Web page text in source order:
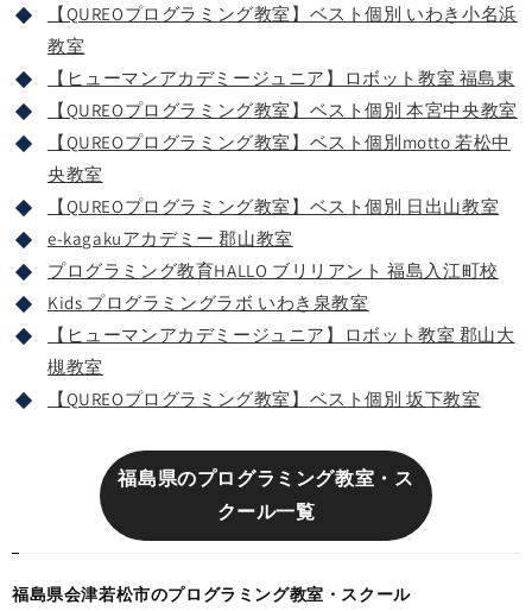
【QUREOプログラミング教室】ベスト個別 いわき小名浜
教室
【ヒューマンアカデミージュニア】ロボット教室 福島東
【QUREOプログラミング教室】ベスト個別 本宮中央教室
【QUREOプログラミング教室】ベスト個別motto 若松中
央教室
【QUREOプログラミング教室】ベスト個別 日出山教室
e-kagakuアカデミー 郡山教室
プログラミング教育HALLO ブリリアント 福島入江町校
Kids プログラミングラボ いわき泉教室
【ヒューマンアカデミージュニア】ロボット教室 郡山大
槻教室
【QUREOプログラミング教室】ベスト個別 坂下教室
福島県のプログラミング教室・ス
クール一覧
福島県会津若松市のプログラミング教室・スクール